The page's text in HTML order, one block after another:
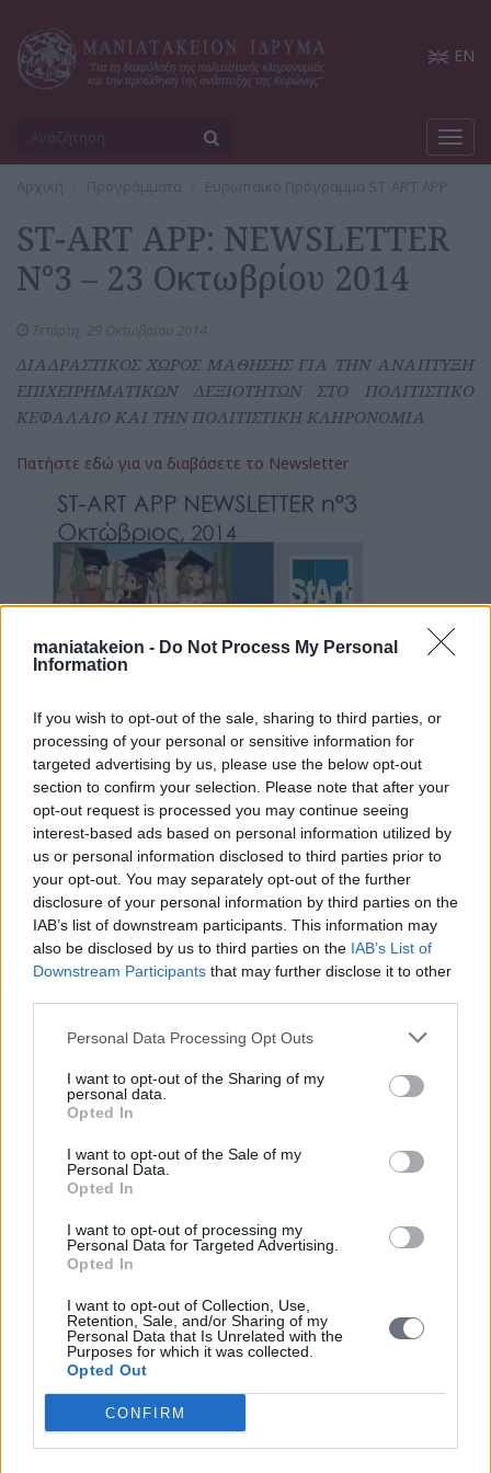
maniatakeion - Do Not Process My Personal
Information
If you wish to opt-out of the sale, sharing to third parties, or
processing of your personal or sensitive information for
targeted advertising by us, please use the below opt-out
section to confirm your selection. Please note that after your
opt-out request is processed you may continue seeing
interest-based ads based on personal information utilized by
us or personal information disclosed to third parties prior to
your opt-out. You may separately opt-out of the further
disclosure of your personal information by third parties on the
IAB’s list of downstream participants. This information may
also be disclosed by us to third parties on the IAB’s List of
Downstream Participants that may further disclose it to other
Personal Data Processing Opt Outs
I want to opt-out of the Sharing of my
personal data.
Opted In
I want to opt-out of the Sale of my
Personal Data.
Opted In
I want to opt-out of processing my
Personal Data for Targeted Advertising.
Opted In
I want to opt-out of Collection, Use,
Retention, Sale, and/or Sharing of my
Personal Data that Is Unrelated with the
Purposes for which it was collected.
Opted Out
CONFIRM
EN
Αρχική Προγράμματα Ευρωπαϊκό Πρόγραμμα ST-ART APP
ST-ART APP: NEWSLETTER
N°3 – 23 Οκτωβρίου 2014
ΔΙΑΔΡΑΣΤΙΚΟΣ ΧΩΡΟΣ ΜΑΘΗΣΗΣ ΓΙΑ ΤΗΝ ΑΝΑΠΤΥΞΗ
ΕΠΙΧΕΙΡΗΜΑΤΙΚΩΝ ΔΕΞΙΟΤΗΤΩΝ ΣΤΟ ΠΟΛΙΤΙΣΤΙΚΟ
ΚΕΦΑΛΑΙΟ ΚΑΙ ΤΗΝ ΠΟΛΙΤΙΣΤΙΚΗ ΚΛΗΡΟΝΟΜΙΑ
Πατήστε εδώ για να διαβάσετε το Newsletter
Προγράμματα
Ευρωπαϊκό Πρόγραμμα InHeriT
Ευρωπαϊκό Πρόγραμμα ST-ART APP
Νέα & Ανακοινώσεις
Πολιτιστικές
ΔΑΝΕΙΣΤΙΚΗ ΒΙΒΛΙΟΘΗΚΗ ΜΑΝΙΑΤΑΚΕΙΟΥ
ΚΟΡΩΝΗ
Δευτέρα, 20 Ιουλίου 2026
Πολιτιστικές
ΙΔΡΥΜΑΤΟΣ ΣΤΗΝ ΚΟΡΩΝΗ ΙΟΥΛΙΟΣ - ΟΚΤΩΒΡΙΟΣ
2026
Εκδηλώσεις
Πολιτιστικές
ΠΑΡΟΥΣΙΑΣΗ ΤΟΥ ΒΙΒΛΙΟΥ «ΠΑΝΟΣ ΕΝΕΚΕΝ» ΤΗΣ